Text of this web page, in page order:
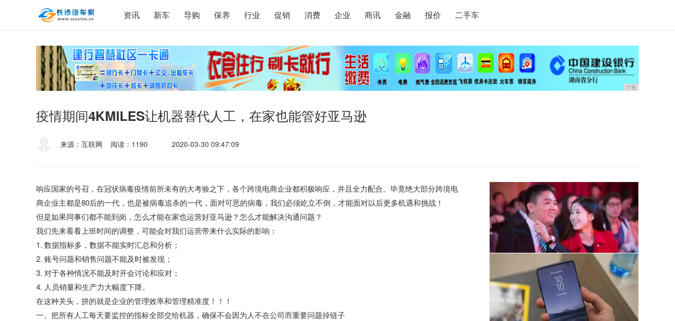
资讯 新车 导购 保养 行业 促销 消费 企业 商讯 金融 报价 二手车
广告
疫情期间4KMILES让机器替代人工，在家也能管好亚马逊
来源：互联网 阅读：1190 2020-03-30 09:47:09
响应国家的号召，在冠状病毒疫情前所未有的大考验之下，各个跨境电商企业都积极响应，并且全力配合。毕竟绝大部分跨境电
商企业主都是80后的一代，也是被病毒追杀的一代，面对可恶的病毒，我们必须屹立不倒，才能面对以后更多机遇和挑战！
但是如果同事们都不能到岗，怎么才能在家也运营好亚马逊？怎么才能解决沟通问题？
我们先来看看上班时间的调整，可能会对我们运营带来什么实际的影响：
1. 数据指标多，数据不能实时汇总和分析；
2. 账号问题和销售问题不能及时被发现；
3. 对于各种情况不能及时开会讨论和应对；
4. 人员销量和生产力大幅度下降。
在这种关头，拼的就是企业的管理效率和管理精准度！！！
一、把所有人工每天要监控的指标全部交给机器，确保不会因为人不在公司而重要问题掉链子